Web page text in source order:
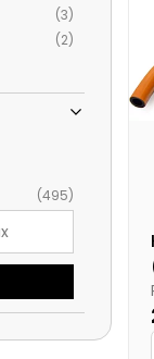
(3)
(2)
(495)